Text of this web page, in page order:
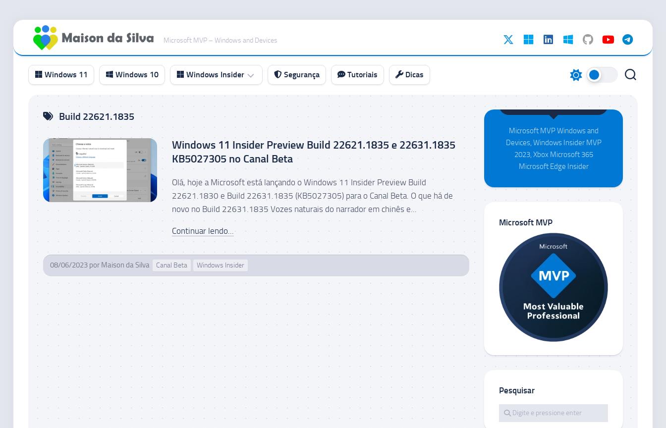
conteúdo
Microsoft MVP – Windows and Devices
Windows 11 Windows 10 Windows Insider
Canal
Beta
Canal
Canal
Canary
Segurança Tutoriais Dicas
Build 22621.1835
Windows 11 Insider Preview Build 22621.1835 e 22631.1835
KB5027305 no Canal Beta
Olá, hoje a Microsoft está lançando o Windows 11 Insider Preview Build
22621.1830 e Build 22631.1835 (KB5027305) para o Canal Beta. O que há de
novo no Build 22631.1835 Vozes naturais do narrador em chinês e...
Continuar lendo...
08/06/2023 por Maison da Silva Canal Beta Windows Insider
Maison da Silva
Microsoft MVP Windows and
Devices, Windows Insider MVP
2023, Xbox Microsoft 365
Microsoft Edge Insider
Microsoft MVP
Pesquisar